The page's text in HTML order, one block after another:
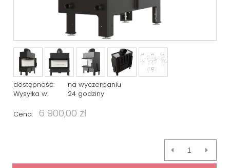
dostępność:
na wyczerpaniu
Wysyłka w:
24 godziny
Cena: 6 900,00 zł